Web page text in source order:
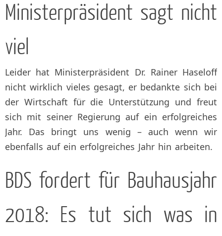
Ministerpräsident sagt nicht
viel
Leider hat Ministerpräsident Dr. Rainer Haseloff
nicht wirklich vieles gesagt, er bedankte sich bei
der Wirtschaft für die Unterstützung und freut
sich mit seiner Regierung auf ein erfolgreiches
Jahr. Das bringt uns wenig – auch wenn wir
ebenfalls auf ein erfolgreiches Jahr hin arbeiten.
BDS fordert für Bauhausjahr
2018: Es tut sich was in